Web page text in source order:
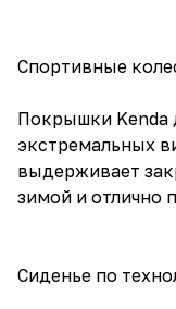
Спортивные
Покрышки Kenda
экстремальных
выдерживает
зимой и отлично
Сиденье по